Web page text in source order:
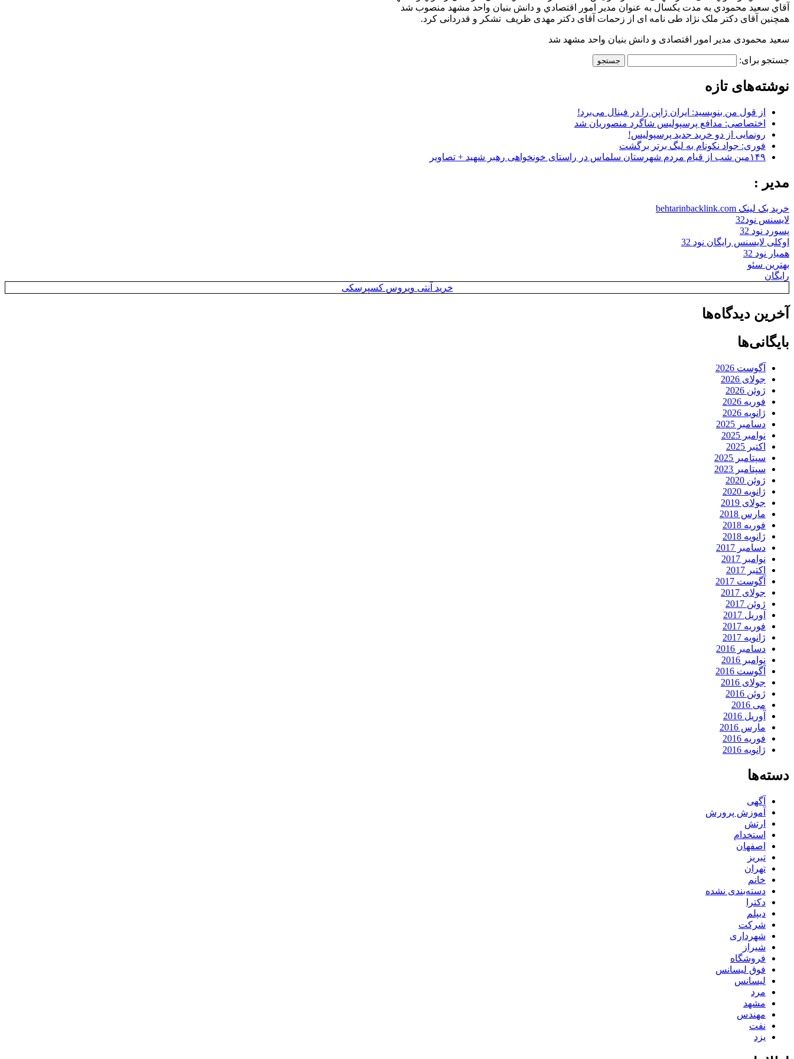
آقاي سعيد محمودي به مدت يكسال به عنوان مدير امور اقتصادي و دانش بنيان واحد مشهد منصوب شد
همچنین آقای دکتر ملک نژاد طی نامه ای از زحمات آقای دکتر مهدی ظریف تشکر و قدردانی کرد.
سعيد محمودی مدير امور اقتصادی و دانش بنيان واحد مشهد شد
جستجو برای:
نوشته‌های تازه
از قول من بنویسید: ایران ژاپن را در فینال می‌برد!
اختصاصی: مدافع پرسپولیس شاگرد منصوریان شد
رونمایی از دو خرید جدید پرسپولیس!
فوری: جواد نکونام به لیگ برتر برگشت
۱۴۹مین شب از قیام مردم شهرستان سلماس در راستای خونخواهی رهبر شهید + تصاویر
مدیر :
خرید بک لینک behtarinbacklink.com
لایسنس نود32
پسورد نود 32
اوکلی لایسنس رایگان نود 32
همیار نود 32
بهترین سئو
رایگان
خرید آنتی ویروس کسپرسکی
آخرین دیدگاه‌ها
بایگانی‌ها
آگوست 2026
جولای 2026
ژوئن 2026
فوریه 2026
ژانویه 2026
دسامبر 2025
نوامبر 2025
اکتبر 2025
سپتامبر 2025
سپتامبر 2023
ژوئن 2020
ژانویه 2020
جولای 2019
مارس 2018
فوریه 2018
ژانویه 2018
دسامبر 2017
نوامبر 2017
اکتبر 2017
آگوست 2017
جولای 2017
ژوئن 2017
آوریل 2017
فوریه 2017
ژانویه 2017
دسامبر 2016
نوامبر 2016
آگوست 2016
جولای 2016
ژوئن 2016
می 2016
آوریل 2016
مارس 2016
فوریه 2016
ژانویه 2016
دسته‌ها
آگهی
آموزش پرورش
ارتش
استخدام
اصفهان
تبریز
تهران
خانم
دسته‌بندی نشده
دکترا
دیپلم
شرکت
شهرداری
شیراز
فروشگاه
فوق لیسانس
لیسانس
مرد
مشهد
مهندس
نفت
یزد